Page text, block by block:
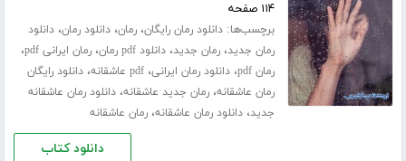
۱۱۴ صفحه
برچسب‌ها:دانلود رمان رایگان،رمان،دانلود رمان،دانلود
رمان جدید،رمان جدید،دانلود pdf رمان ،رمان ایرانی pdf ،
رمان pdf ،دانلود رمان ایرانی،pdf عاشقانه ،دانلود رایگان
رمان عاشقانه،رمان جدید عاشقانه،دانلود رمان عاشقانه
جدید،دانلود رمان عاشقانه،رمان عاشقانه
دانلود کتاب